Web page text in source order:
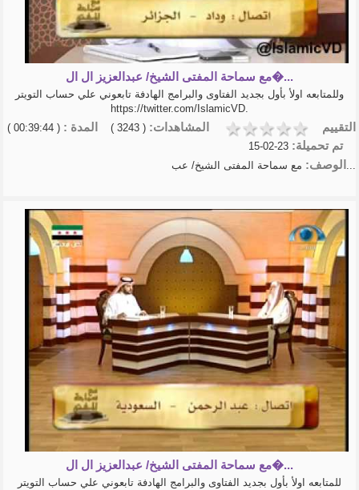
مع سماحة المفتى الشيخ/ عبدالعزيز ال ال�...
وللمتابعه اولأ بأول بجديد الفتاوى والبرامج الهادفة تابعوني علي حساب التويتر
https://twitter.com/IslamicVD.
التقييم المشاهدات: ( 3243 ) المدة : ( 00:39:44 )
تم تحميلة: 23-02-15
الوصف: مع سماحة المفتى الشيخ/ عب...
مع سماحة المفتى الشيخ/ عبدالعزيز ال ال�...
للمتابعه اولأ بأول بجديد الفتاوى والبرامج الهادفة تابعوني علي حساب التويتر